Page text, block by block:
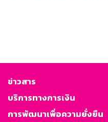
ข่าวสาร
บริการทางการเงิน
การพัฒนาเพื่อความยั่งยืน